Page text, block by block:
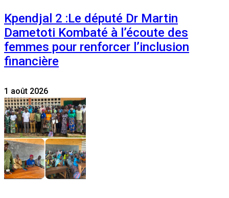
Kpendjal 2 :Le député Dr Martin
Dametoti Kombaté à l’écoute des
femmes pour renforcer l’inclusion
financière
1 août 2026